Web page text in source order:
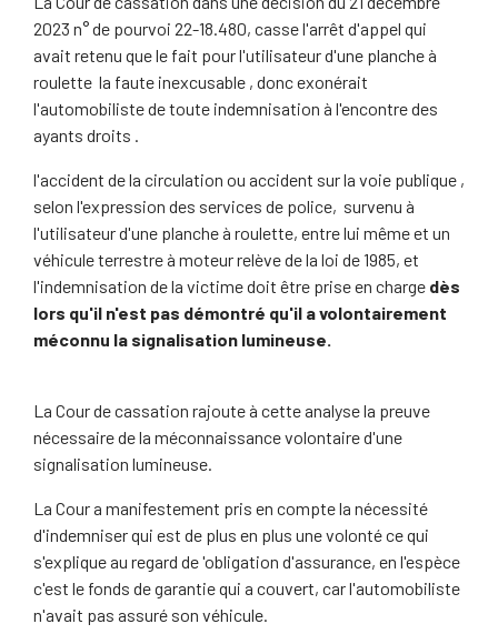
2023 n° de pourvoi 22-18.480, casse l'arrêt d'appel qui
avait retenu que le fait pour l'utilisateur d'une planche à
roulette la faute inexcusable , donc exonérait
l'automobiliste de toute indemnisation à l'encontre des
ayants droits .
l'accident de la circulation ou accident sur la voie publique ,
selon l'expression des services de police, survenu à
l'utilisateur d'une planche à roulette, entre lui même et un
véhicule terrestre à moteur relève de la loi de 1985, et
l'indemnisation de la victime doit être prise en chargedès
lors qu'il n'est pas démontré qu'il a volontairement
méconnu la signalisation lumineuse.
La Cour de cassation rajoute à cette analyse la preuve
nécessaire de la méconnaissance volontaire d'une
signalisation lumineuse.
La Cour a manifestement pris en compte la nécessité
d'indemniser qui est de plus en plus une volonté ce qui
s'explique au regard de 'obligation d'assurance, en l'espèce
c'est le fonds de garantie qui a couvert, car l'automobiliste
n'avait pas assuré son véhicule.